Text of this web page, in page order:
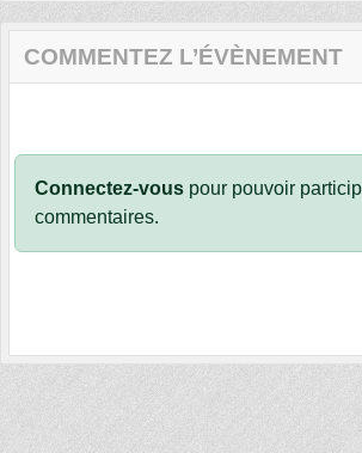
COMMENTEZ L’ÉVÈNEMENT
Connectez-vous pour pouvoir
commentaires.